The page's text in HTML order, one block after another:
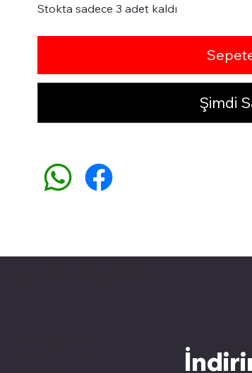
Stokta sadece 3 adet kaldı
Şimdi